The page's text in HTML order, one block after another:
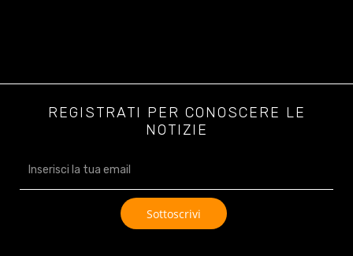
REGISTRATI PER CONOSCERE LE
NOTIZIE